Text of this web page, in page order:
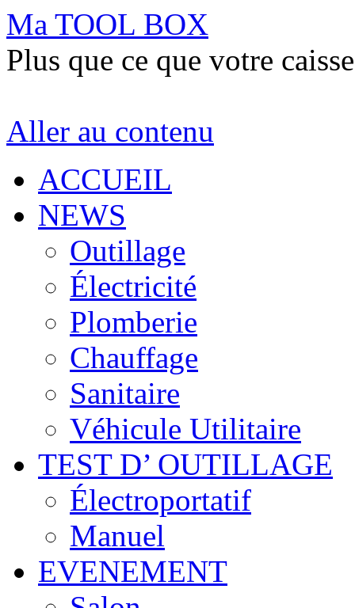
Ma TOOL BOX
Plus que ce que votre
Aller au contenu
ACCUEIL
NEWS
Outillage
Électricité
Plomberie
Chauffage
Sanitaire
Véhicule Utilitaire
TEST D’ OUTILLAGE
Électroportatif
Manuel
EVENEMENT